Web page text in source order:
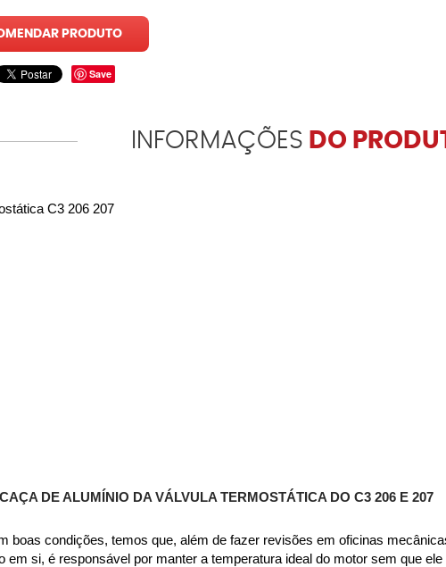
PRODUTO
Save
INFORMAÇÕES DO
C3 206 207
DE ALUMÍNIO DA VÁLVULA TERMOSTÁTICA DO C3 206 E 207
boas condições, temos que, além de fazer revisões em oficinas
em si, é responsável por manter a temperatura ideal do motor sem que